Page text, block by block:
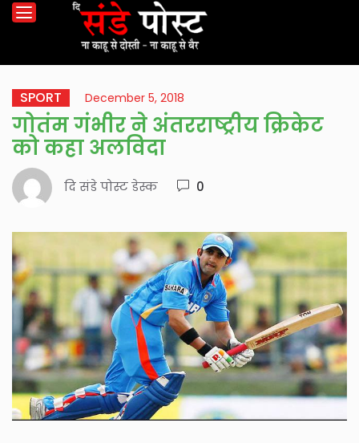
SPORT December 5, 2018
गोतंम गंभीर ने अंतरराष्ट्रीय क्रिकेट
को कहा अलविदा
दि संडे पोस्ट डेस्क 0